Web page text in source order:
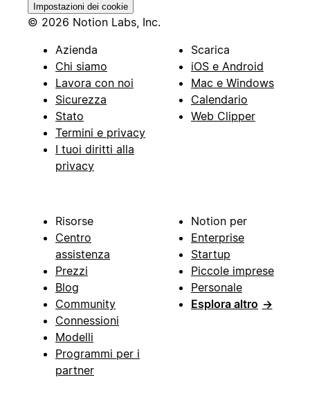
Impostazioni dei cookie
© 2026 Notion Labs, Inc.
Azienda
Chi siamo
Lavora con noi
Sicurezza
Stato
Termini e privacy
I tuoi diritti alla
privacy
Scarica
iOS e Android
Mac e Windows
Calendario
Web Clipper
Risorse
Centro
assistenza
Prezzi
Blog
Community
Connessioni
Modelli
Programmi per i
partner
Notion per
Enterprise
Startup
Piccole imprese
Personale
Esplora altro →